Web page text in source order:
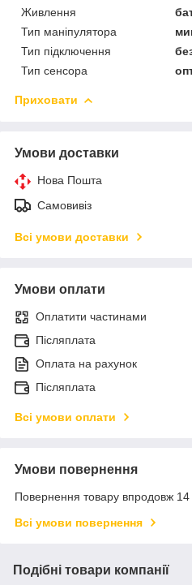
Живлення
Тип маніпулятора
Тип підключення
Тип сенсора
Приховати
Умови доставки
Нова Пошта
Самовивіз
Всі умови доставки
Умови оплати
Оплатити частинами
Післяплата
Оплата на рахунок
Післяплата
Всі умови оплати
Умови повернення
Повернення товару впродовж 14
Всі умови повернення
Подібні товари компанії